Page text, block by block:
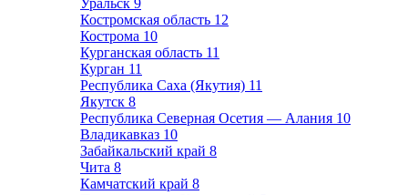
Уральск 9
Костромская область 12
Кострома 10
Курганская область 11
Курган 11
Республика Саха (Якутия) 11
Якутск 8
Республика Северная Осетия — Алания 10
Владикавказ 10
Забайкальский край 8
Чита 8
Камчатский край 8